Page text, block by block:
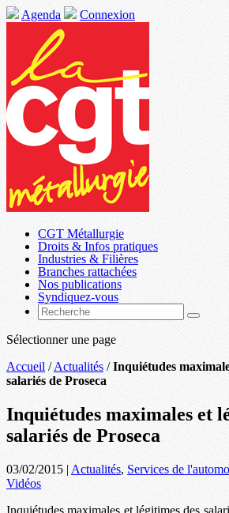
Agenda Connexion
CGT Métallurgie
Droits & Infos pratiques
Industries & Filières
Branches rattachées
Nos publications
Syndiquez-vous
Sélectionner une page
Accueil /Actualités /Inquiétudes
salariés de Proseca
Inquiétudes maximales et
salariés de Proseca
03/02/2015 | Actualités, Services de
Vidéos
Inquiétudes maximales et légitimes des